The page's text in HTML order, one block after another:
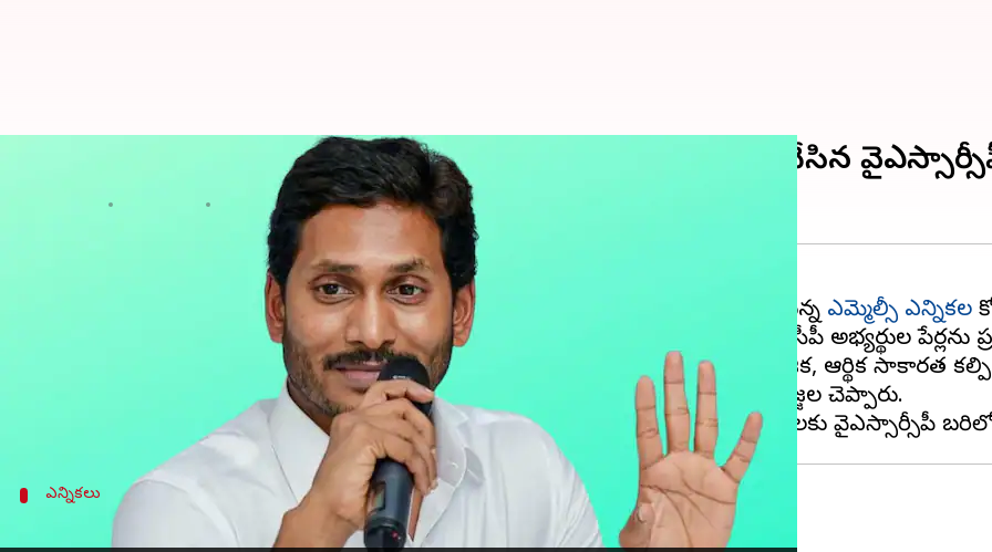
ఆంధ్రప్రదేశ్: 18మంది ఎమ్మెల్సీ అభ్యర్థుల జాబితాను విడుదల చేసిన
04:48 pm
వైఎస్సార్ కాంగ్రెస్ పార్టీ(వైఎస్‌ఆర్‌సీపీ) వివిధ కోటాల కింద మార్చి 13, 2023న జరగనున్న ఎమ్మెల్సీ ఎన్నికల
వైఎస్సార్‌సీపీ నేత, ప్రభుత్వ సలహాదారు (ప్రజా వ్యవహారాల) సజ్జల రామకృష్ణారెడ్డి వైఎస్సార్‌సీపీ అభ్యర్థుల పేర్లను
వెనుకబడిన తరగతులు, షెడ్యూల్డ్ కులాలు, షెడ్యూల్డ్ తెగలు, మైనార్టీలకు రాజకీయ, సామాజిక, ఆర్థిక
ఎమ్మెల్సీ ఎన్నికల అభ్యర్థుల పేర్లను ముఖ్యమంత్రి వైఎస్‌ జగన్‌మోహన్‌రెడ్డి సిద్ధం చేసినట్లు సజ్జల చెప్పారు.
ఎన్నికలు
ఎమ్మెల్సీ అభ్యర్థుల జాబితా ఇదే